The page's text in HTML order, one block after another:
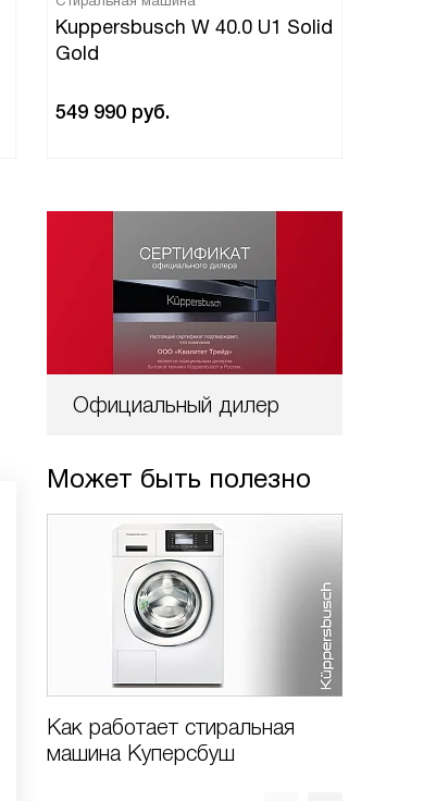
Kuppersbusch W 40.0 U1 Solid
Gold
549 990 руб.
Официальный дилер
Может быть полезно
Как работает стиральная
машина Куперсбуш